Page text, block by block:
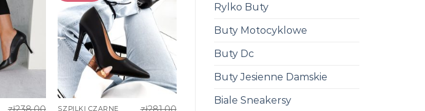
Rylko Buty
Buty Motocyklowe
Buty Dc
Buty Jesienne Damskie
Biale Sneakersy
SZPILKI CZARNE